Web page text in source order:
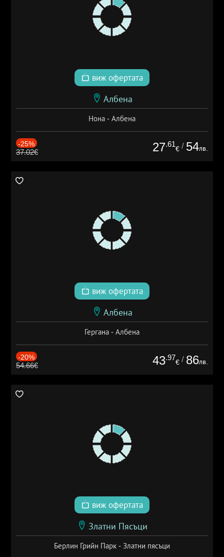
виж офертата
Албена
Нона - Албена
-25%
37.02€ 27.61
€ / 54лв.
виж офертата
Албена
Гергана - Албена
-20%
54.66€ 43.97
€ / 86лв.
виж офертата
Златни Пясъци
Берлин Грийн Парк - Златни пясъци